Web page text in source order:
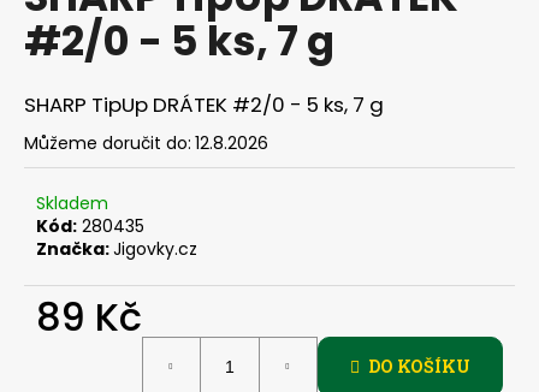
0,0
z
hvězdiček.
#2/0 - 5 ks, 7 g
SHARP TipUp DRÁTEK #2/0 - 5 ks, 7 g
Můžeme doručit do: 12.8.2026
Skladem
Kód: 280435
Značka:Jigovky.cz
89 Kč
DO KOŠÍKU
a
j
í
t
?